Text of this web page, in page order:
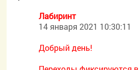
Лабиринт
14 января 2021 10:30:11
Добрый день!